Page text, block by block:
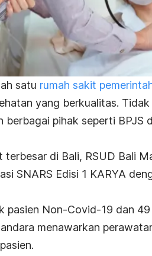
satu rumah sakit
yang berkualitas.
berbagai pihak seperti BPJS
terbesar di Bali, RSUD Bali
SNARS Edisi 1 KARYA
pasien Non-Covid-19 dan
menawarkan